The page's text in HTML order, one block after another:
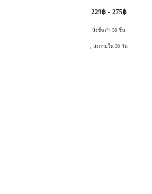
229฿ - 275฿
สั่งขั้นต่ำ 50 ชิ้น
, ส่งภายใน 30 วัน